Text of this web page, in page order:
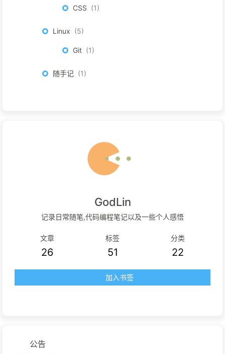
CSS 1
Linux 5
Git 1
随手记 1
GodLin
记录日常随笔,代码编程笔记以及一些个人感悟
文章
26
标签
51
分类
22
加入书签
公告